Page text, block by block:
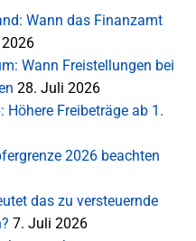
Wann das Finanzamt
Wann Freistellungen bei
28. Juli 2026
Freibeträge ab 1.
2026 beachten
das zu versteuernde
7. Juli 2026